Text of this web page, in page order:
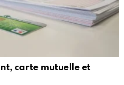
carte mutuelle et